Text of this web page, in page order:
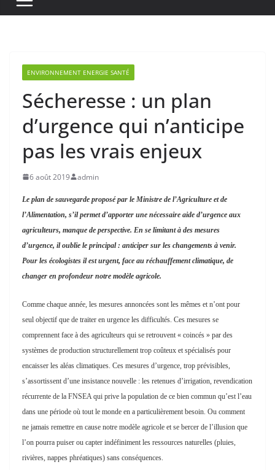
ENVIRONNEMENT ENERGIE SANTÉ
Sécheresse : un plan
d’urgence qui n’anticipe
pas les vrais enjeux
6 août 2019 admin
Le plan de sauvegarde proposé par le Ministre de l’Agriculture et de
l’Alimentation, s’il permet d’apporter une nécessaire aide d’urgence aux
agriculteurs, manque de perspective. En se limitant à des mesures
d’urgence, il oublie le principal : anticiper sur les changements à venir.
Pour les écologistes il est urgent, face au réchauffement climatique, de
Comme chaque année, les mesures annoncées sont les mêmes et n’ont pour
seul objectif que de traiter en urgence les difficultés. Ces mesures se
comprennent face à des agriculteurs qui se retrouvent « coincés » par des
systèmes de production structurellement trop coûteux et spécialisés pour
encaisser les aléas climatiques. Ces mesures d’urgence, trop prévisibles,
s’assortissent d’une insistance nouvelle : les retenues d’irrigation, revendication
récurrente de la FNSEA qui prive la population de ce bien commun qu’est l’eau
dans une période où tout le monde en a particulièrement besoin. Ou comment
ne jamais remettre en cause notre modèle agricole et se bercer de l’illusion que
l’on pourra puiser ou capter indéfiniment les ressources naturelles (pluies,